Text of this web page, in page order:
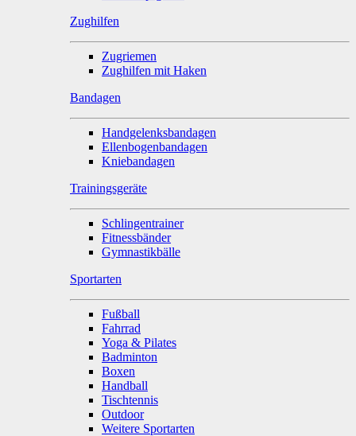
Zughilfen
Zugriemen
Zughilfen mit Haken
Bandagen
Handgelenksbandagen
Ellenbogenbandagen
Kniebandagen
Trainingsgeräte
Schlingentrainer
Fitnessbänder
Gymnastikbälle
Sportarten
Fußball
Fahrrad
Yoga & Pilates
Badminton
Boxen
Handball
Tischtennis
Outdoor
Weitere Sportarten